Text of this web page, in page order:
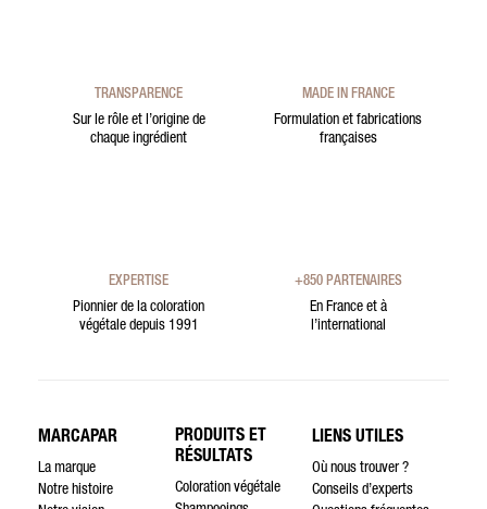
TRANSPARENCE
Sur le rôle et l’origine de
chaque ingrédient
MADE IN FRANCE
Formulation et fabrications
françaises
EXPERTISE
Pionnier de la coloration
végétale depuis 1991
+850 PARTENAIRES
En France et à
l’international
MARCAPAR
La marque
Notre histoire
PRODUITS ET
RÉSULTATS
Coloration végétale
LIENS UTILES
Où nous trouver ?
Conseils d’experts